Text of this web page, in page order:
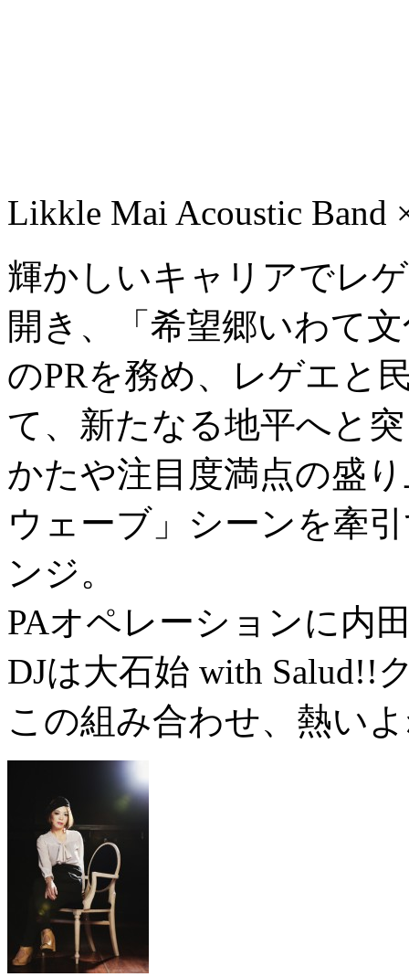
Likkle Mai Acoustic
輝かしいキャリアでレ
開き、「希望郷いわて
のPRを務め、レゲエと
て、新たなる地平へと
かたや注目度満点の盛
ウェーブ」シーンを牽
ンジ。
PAオペレーションに内
DJは大石始 with Salud!!
この組み合わせ、熱い